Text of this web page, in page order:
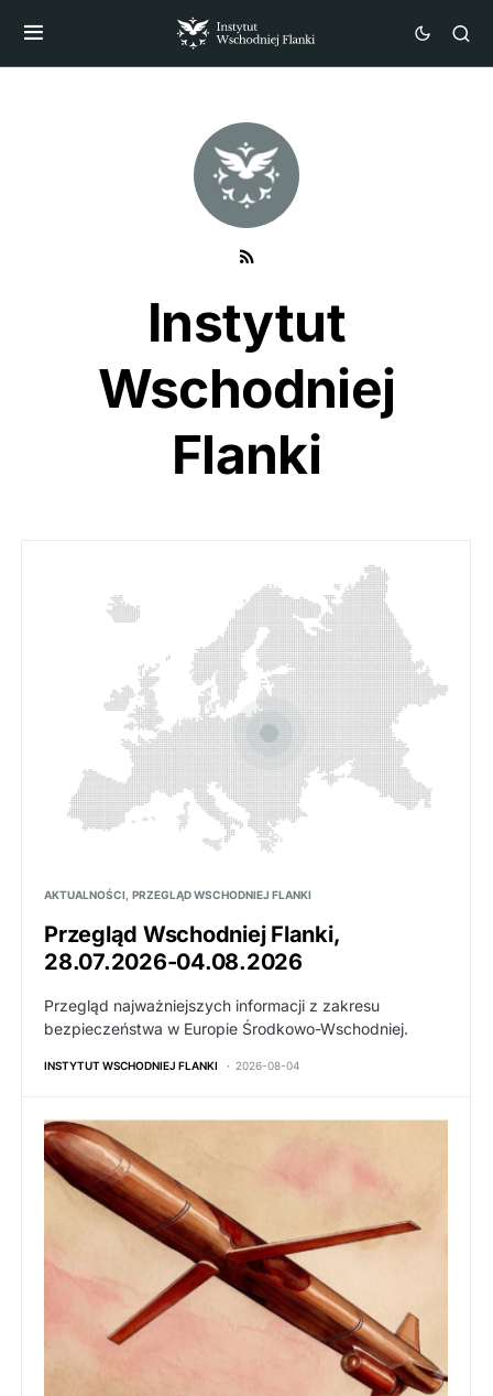
Instytut
Wschodniej
Flanki
AKTUALNOŚCI PRZEGLĄD WSCHODNIEJ FLANKI
Przegląd Wschodniej Flanki,
28.07.2026-04.08.2026
Przegląd najważniejszych informacji z zakresu
bezpieczeństwa w Europie Środkowo-Wschodniej.
INSTYTUT WSCHODNIEJ FLANKI 2026-08-04